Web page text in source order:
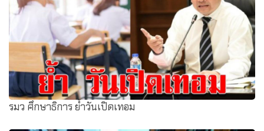
รมว ศึกษาธิการ ย้ำวันเปิดเทอม